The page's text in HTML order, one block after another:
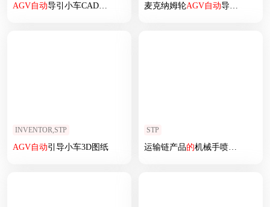
AGV自动导引小车CAD装配图 麦克纳姆轮AGV自动导引车
INVENTOR,STP
AGV自动引导小车3D图纸
STP
运输链产品的机械手喷涂